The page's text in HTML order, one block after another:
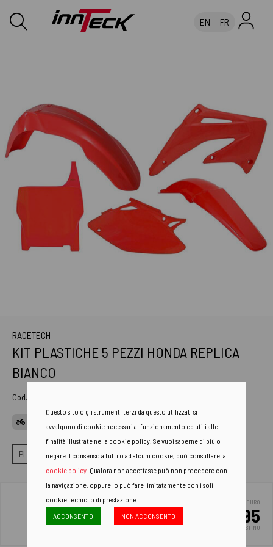
EN FR
RACETECH
KIT PLASTICHE 5 PEZZI HONDA REPLICA
BIANCO
Cod. Art.
PLASTICHE KIT PLASTICHE KIT PLASTICHE 5 PEZZI
EURO
124.95
PREZZO DI LISTINO
Questo sito o gli strumenti terzi da questo utilizzati si
avvalgono di cookie necessari al funzionamento ed utili alle
finalità illustrate nella cookie policy. Se vuoi saperne di più o
negare il consenso a tutti o ad alcuni cookie, può consultare la
cookie policy . Qualora non accettasse può non procedere con
la navigazione, oppure lo può fare limitatamente con i soli
cookie tecnici o di prestazione.
ACCONSENTO
NON ACCONSENTO